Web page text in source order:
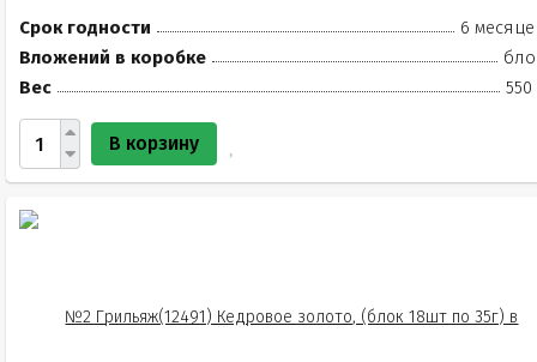
Срок годности
6
Вложений в коробке
Вес
550
В корзину